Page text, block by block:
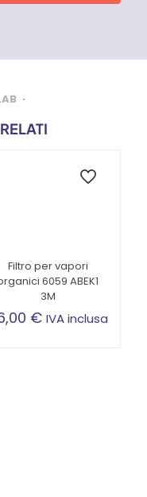
Filtro per vapori
6059 ABEK1
3M
€ IVA inclusa